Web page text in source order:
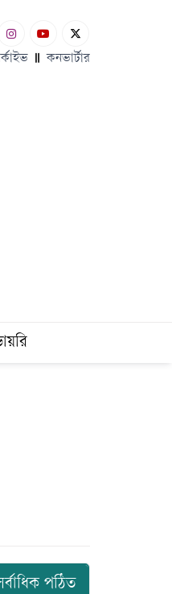
কনভার্টার
পঠিত